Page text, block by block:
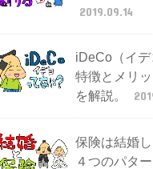
2019.09.14
iDeCo（イ
特徴とメリ
を解説。
保険は結婚
４つのパタ